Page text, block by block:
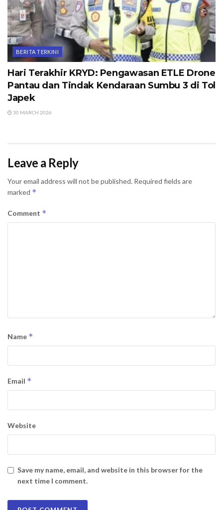
BERITA TERKINI
Hari Terakhir KRYD: Pengawasan ETLE Drone
Pantau dan Tindak Kendaraan Sumbu 3 di Tol
Japek
30 MARCH 2026
Leave a Reply
Your email address will not be published. Required fields are
marked *
Comment *
Name *
Email *
Website
Save my name, email, and website in this browser for the
next time I comment.